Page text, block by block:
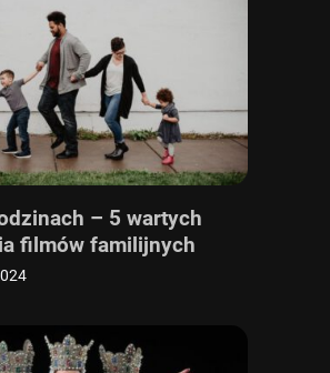
– 5 wartych
filmów familijnych